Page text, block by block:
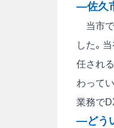
―佐久
当市で
した。
任され
わって
業務で
―どう